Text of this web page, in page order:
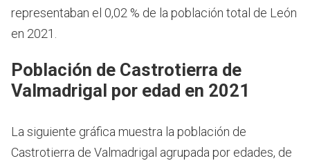
representaban el 0,02 % de la población total de León
en 2021.
Población de Castrotierra de
Valmadrigal por edad en 2021
La siguiente gráfica muestra la población de
Castrotierra de Valmadrigal agrupada por edades, de